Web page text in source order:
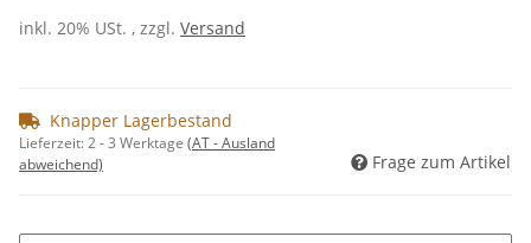
inkl. 20% USt. , zzgl. Versand
Knapper Lagerbestand
Lieferzeit:2 - 3 Werktage (AT - Ausland
abweichend)
Frage zum Artikel